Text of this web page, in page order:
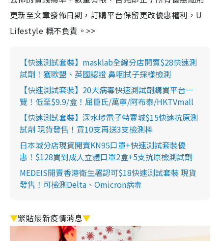
更新至文章發佈日期，訂購平台保留更改優惠權利，U
Lifestyle 概不負責。>>
【快速測試套裝】masklab全線分店開賣$28快速測
試劑！獲歐盟、英國認證 鼻咽拭子採樣檢測
【快速測試套裝】20大病毒快速測試劑購買平台一
覽！低至$9.9/盒！屈臣氏/萬寧/阿布泰/HKTVmall
【快速測試套裝】深水埗電子特賣城$15快速抗原測
試劑 現貨發售！買10支再送3支檢測棒
日本城分店現貨開賣KN95口罩+快速測試套裝優
惠！$128買到成人立體口罩2盒+5支抗原檢測試劑
MEDEIS開賣香港衛生署認可$18快速測試套裝 現貨
發售！可檢測Delta、Omicron病毒
▼緊貼最新疫情消息▼